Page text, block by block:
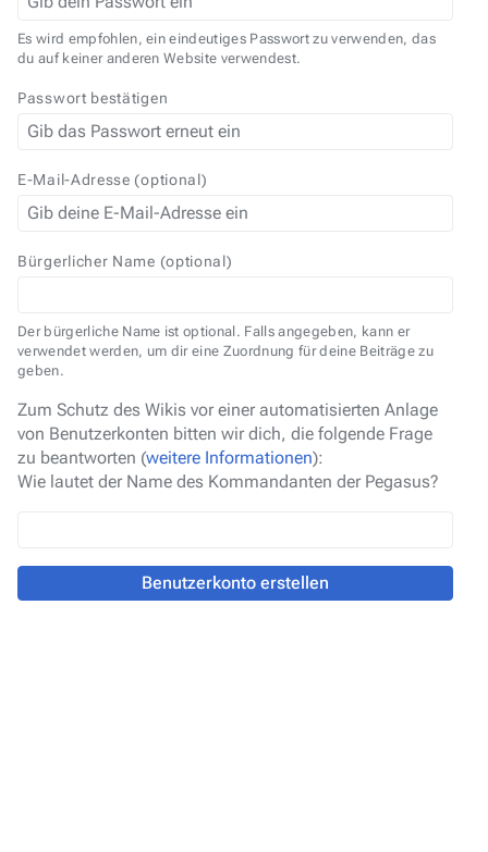
Es wird empfohlen, ein eindeutiges Passwort zu verwenden, das
du auf keiner anderen Website verwendest.
Passwort bestätigen
E-Mail-Adresse (optional)
Bürgerlicher Name (optional)
Der bürgerliche Name ist optional. Falls angegeben, kann er
verwendet werden, um dir eine Zuordnung für deine Beiträge zu
geben.
Zum Schutz des Wikis vor einer automatisierten Anlage
von Benutzerkonten bitten wir dich, die folgende Frage
zu beantworten (weitere Informationen):
Wie lautet der Name des Kommandanten der Pegasus?
Benutzerkonto erstellen